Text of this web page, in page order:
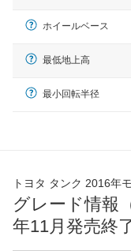
ホイールベース
最低地上高
最小回転半径
トヨタ タンク 2016年
グレード情報
年11月発売終了